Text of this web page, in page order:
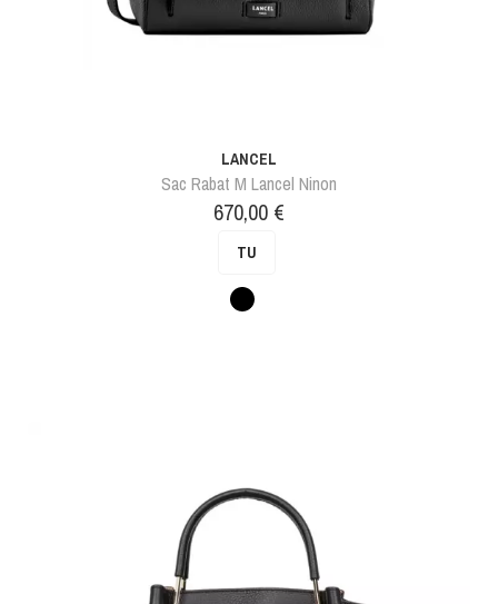
LANCEL
Sac Rabat M Lancel Ninon
Prix
670,00 €
TU
Noir